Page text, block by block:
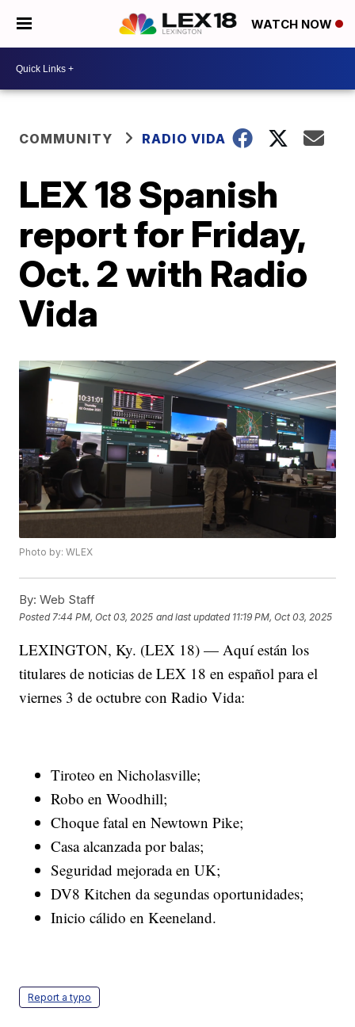
WATCH NOW
COMMUNITY RADIO VIDA
LEX 18 Spanish
report for Friday,
Oct. 2 with Radio
Vida
Photo by: WLEX
By: Web Staff
Posted 7:44 PM, Oct 03, 2025 and last updated 11:19 PM, Oct 03, 2025
LEXINGTON, Ky. (LEX 18) — Aquí están los
titulares de noticias de LEX 18 en español para el
viernes 3 de octubre con Radio Vida:
Tiroteo en Nicholasville;
Robo en Woodhill;
Choque fatal en Newtown Pike;
Casa alcanzada por balas;
Seguridad mejorada en UK;
DV8 Kitchen da segundas oportunidades;
Inicio cálido en Keeneland.
Report a typo